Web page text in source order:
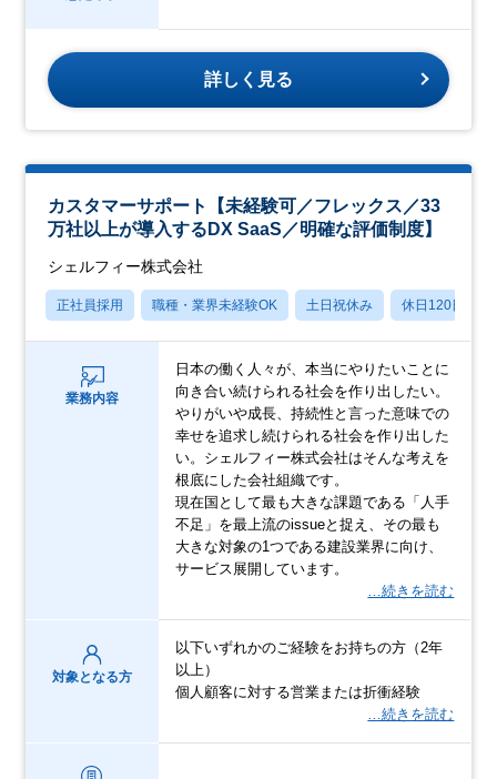
詳しく見る
カスタマーサポート【未経験可／フレックス／33
万社以上が導入するDX SaaS／明確な評価制度】
シェルフィー株式会社
正社員採用 職種・業界未経験OK 土日祝休み 休日120日以上
業務内容
日本の働く人々が、本当にやりたいことに
向き合い続けられる社会を作り出したい。
やりがいや成長、持続性と言った意味での
幸せを追求し続けられる社会を作り出した
い。シェルフィー株式会社はそんな考えを
根底にした会社組織です。
現在国として最も大きな課題である「人手
不足」を最上流のissueと捉え、その最も
大きな対象の1つである建設業界に向け、
サービス展開しています。
…続きを読む
対象となる方
以下いずれかのご経験をお持ちの方（2年
以上）
個人顧客に対する営業または折衝経験
…続きを読む